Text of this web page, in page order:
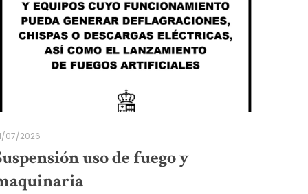
07/2026
uso de fuego y